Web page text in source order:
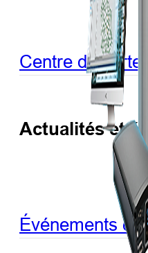
Centre de
Actualités et
Événements en